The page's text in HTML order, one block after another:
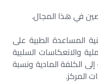
المساعدة الطبية على
والانعكاسات السلبية
الكلفة المادية ونسبة
المركز.